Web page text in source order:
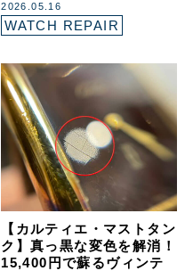
2026.05.16
WATCH REPAIR
【カルティエ・マストタン
ク】真っ黒な変色を解消！
15,400円で蘇るヴィンテ